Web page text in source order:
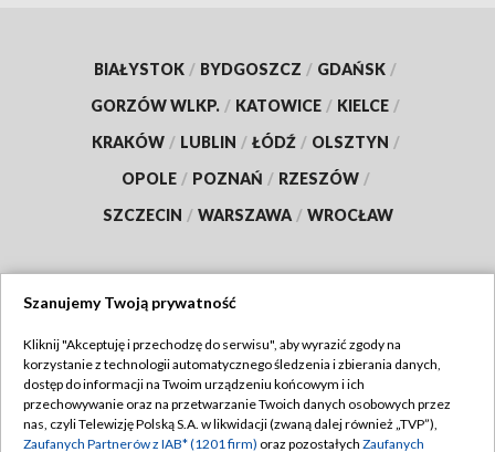
BIAŁYSTOK / BYDGOSZCZ / GDAŃSK /
GORZÓW WLKP. / KATOWICE / KIELCE /
KRAKÓW / LUBLIN / ŁÓDŹ / OLSZTYN /
OPOLE / POZNAŃ / RZESZÓW /
SZCZECIN / WARSZAWA / WROCŁAW
TVP
Abonament TVP
Emisja w TVP
Regulamin TVP
Polityka prywatności
Szanujemy Twoją prywatność
Kliknij "Akceptuję i przechodzę do serwisu", aby wyrazić zgody na
korzystanie z technologii automatycznego śledzenia i zbierania danych,
dostęp do informacji na Twoim urządzeniu końcowym i ich
przechowywanie oraz na przetwarzanie Twoich danych osobowych przez
nas, czyli Telewizję Polską S.A. w likwidacji (zwaną dalej również „TVP”),
Zaufanych Partnerów z IAB* (1201 firm) oraz pozostałych Zaufanych